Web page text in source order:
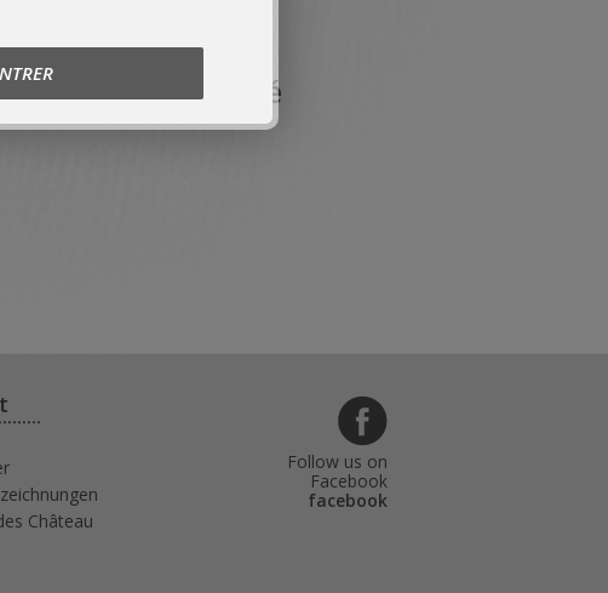
Pouilly-Fuissé
Château
Follow us on
Facebook
facebook